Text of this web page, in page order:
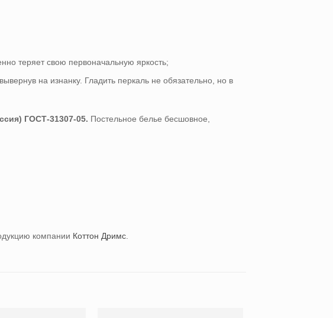
теряет свою первоначальную яркость;
на изнанку. Гладить перкаль не обязательно, но в
ГОСТ-31307-05. Постельное белье бесшовное,
компании Коттон Дримс.